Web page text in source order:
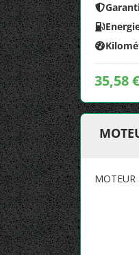
35,58
MOTEUR